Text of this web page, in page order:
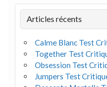
Articles récents
Calme Blanc Test
Together Test
Obsession Test
Jumpers Test